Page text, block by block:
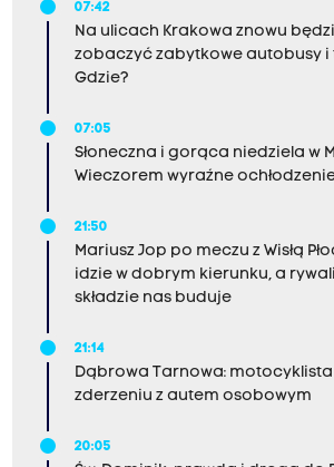
07:42
Na ulicach Krakowa znowu
zobaczyć zabytkowe autobusy i
Gdzie?
07:05
Słoneczna i gorąca niedziela w
Wieczorem wyraźne
21:50
Mariusz Jop po meczu z Wisłą
idzie w dobrym kierunku, a
składzie nas buduje
21:14
Dąbrowa Tarnowa:
zderzeniu z autem osobowym
20:05